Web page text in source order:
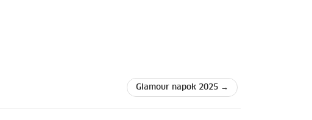
Glamour napok 2025